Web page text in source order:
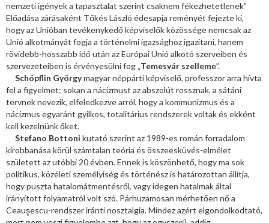
nemzeti igények a tapasztalat szerint csaknem fékezhetetlenek”
Előadása zárásaként Tőkés László édesapja reményét fejezte ki,
hogy az Unióban tevékenykedő képviselők közössége nemcsak az
Unió alkotmányát fogja a történelmi igazsághoz igazítani, hanem
rövidebb-hosszabb idő után az Európai Unió alkotó szerveiben és
szervezeteiben is érvényesülni fog „Temesvár szelleme”.
Schöpflin Györgymagyar néppárti képviselő, professzor arra hívta
fel a figyelmet: sokan a nácizmust az abszolút rossznak, a sátáni
tervnek nevezik, elfeledkezve arról, hogy a kommunizmus és a
nácizmus egyaránt gyilkos, totalitárius rendszerek voltak és ekként
kell kezelnünk őket.
Stefano Bottoni kutató szerint az 1989-es román forradalom
kirobbanása körül számtalan teória és összeesküvés-elmélet
született az utóbbi 20 évben. Ennek is köszönhető, hogy ma sok
politikus, közéleti személyiség és történész is határozottan állítja,
hogy puszta hatalomátmentésről, vagy idegen hatalmak által
irányított folyamatról volt szó. Párhuzamosan mérhetően nő a
Ceauşescu-rendszer iránti nosztalgia. Mindez azért elgondolkodtató,